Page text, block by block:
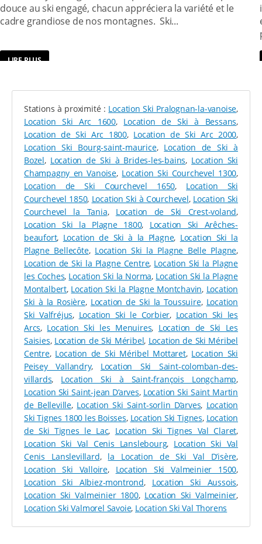
boardercross, des pistes ludiques, des zones dédiées
aux descentes en luge, etc. Sans oublier les 15
Toute la famille peut ainsi profiter du domaine skiable,
TROUVEZ L’ÉQUIPEMENT QU’IL VOUS FAUT CHEZ
SPORT 2000 - PIERRE LEROUX SPORTS
Skieur en herbe, fondeur débutant ou confirmé, rider
adepte de la poudreuse, aventurier en quête de zones
vierges, amateur de snowboard : nous répondons à
tous les besoins avec notre offre de location ! Femmes,
hommes et enfants de tous âges peuvent disposer du
matériel qui leur correspond, à louer auxmeilleurs
prix sur notre plateforme de location Sport 2000.
Pierre Leroux Sports sélectionne en effet pour vous
des skis, des snows, des chaussures et des raquettes
à neigefabriqués par les marques de référence de la
glisse, déclinés dans plusieurs catégories de niveau.
En complément de notre offre de location en ligne,
sachez que nous proposons également en magasin :
desluges pour adulte et enfant , ainsi que desskis de
randonnée(et free rando).
Voilà de quoi pouvoir explorer les moindres recoins du
domaine Paradiski !
DU MATÉRIEL À RÉCUPÉRER AU CENTRE DU
VILLAGE ET PRÈS DES PISTES
Bien que La Plagne Villages ne soit pas une station très
étendue, l’idéal reste de pouvoir récupérer et déposer
vos skis à proximité des pistes. Notre magasin Sport
2000 Pierre Leroux Sports dispose ainsi d’une
localisation idéale,à côté des caisses de remontées
mécaniques et des pistes de ski. Venez chercher les
douce au ski engagé, chacun appréciera la variété et le
cadre grandiose de nos montagnes. Ski...
LIRE PLUS
Stations à proximité : Location Ski Pralognan-la-vanoise,
Location Ski Arc 1600, Location de Ski à Bessans,
Location de Ski Arc 1800, Location de Ski Arc 2000,
Location Ski Bourg-saint-maurice, Location de Ski à
Bozel, Location de Ski à Brides-les-bains, Location Ski
Champagny en Vanoise, Location Ski Courchevel 1300,
Location de Ski Courchevel 1650, Location Ski
Courchevel 1850, Location Ski à Courchevel, Location Ski
Courchevel la Tania, Location de Ski Crest-voland,
Location Ski la Plagne 1800, Location Ski Arêches-
beaufort, Location de Ski à la Plagne, Location Ski la
Plagne Bellecôte, Location Ski la Plagne Belle Plagne,
Location de Ski la Plagne Centre, Location Ski la Plagne
les Coches, Location Ski la Norma, Location Ski la Plagne
Montalbert, Location Ski la Plagne Montchavin, Location
Ski à la Rosière, Location de Ski la Toussuire, Location
Ski Valfréjus, Location Ski le Corbier, Location Ski les
Arcs, Location Ski les Menuires, Location de Ski Les
Saisies, Location de Ski Méribel, Location de Ski Méribel
Centre, Location de Ski Méribel Mottaret, Location Ski
Peisey Vallandry, Location Ski Saint-colomban-des-
villards, Location Ski à Saint-françois Longchamp,
Location Ski Saint-jean D’arves, Location Ski Saint Martin
de Belleville, Location Ski Saint-sorlin D’arves, Location
Ski Tignes 1800 les Boisses, Location Ski Tignes, Location
de Ski Tignes le Lac, Location Ski Tignes Val Claret,
Location Ski Val Cenis Lanslebourg, Location Ski Val
Cenis Lanslevillard, la Location de Ski Val D’isère,
Location Ski Valloire, Location Ski Valmeinier 1500,
Location Ski Albiez-montrond, Location Ski Aussois,
Location Ski Valmeinier 1800, Location Ski Valmeinier,
Location Ski Valmorel Savoie, Location Ski Val Thorens